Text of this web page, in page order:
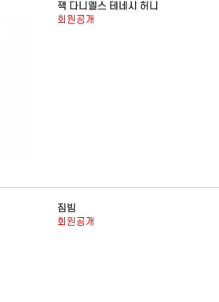
잭 다니엘스 테네시 허니
회원공개
짐빔
회원공개